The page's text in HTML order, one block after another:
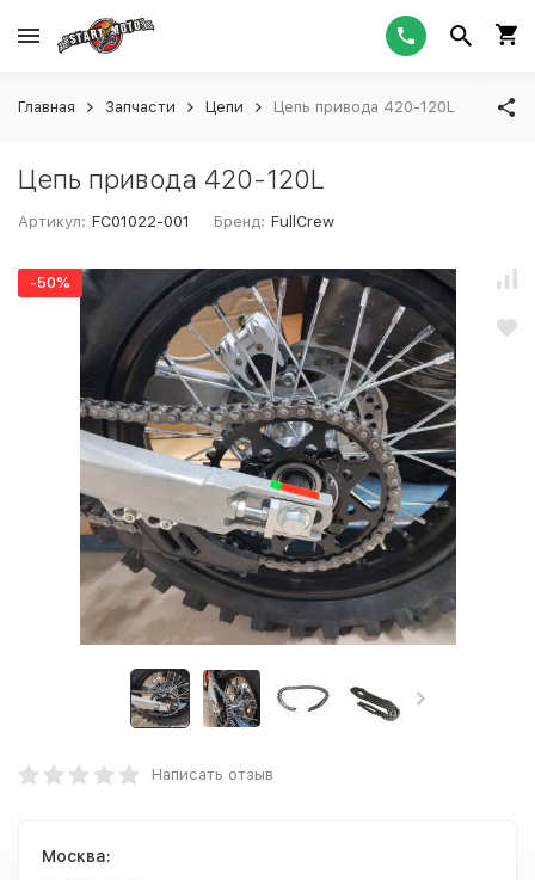
Главная Запчасти Цепи Цепь привода 420-120L
Цепь привода 420-120L
Артикул: FC01022-001 Бренд: FullCrew
-50%
Написать отзыв
Москва: